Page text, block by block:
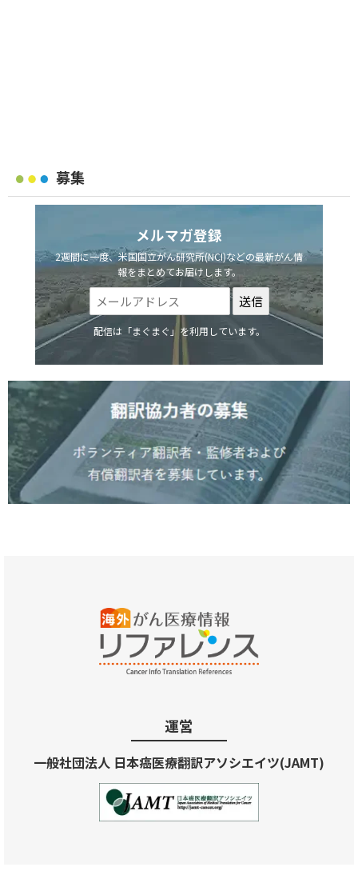
募集
メルマガ登録
2週間に一度、米国国立がん研究所(NCI)などの最新がん情
報をまとめてお届けします。
配信は「まぐまぐ」を利用しています。
運営
一般社団法人 日本癌医療翻訳アソシエイツ(JAMT)